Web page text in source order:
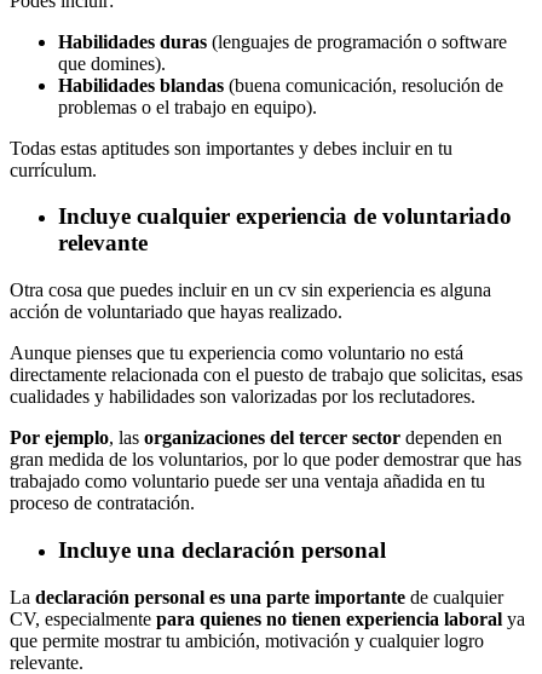
Habilidades duras (lenguajes de programación o software
que domines).
Habilidades blandas (buena comunicación, resolución de
problemas o el trabajo en equipo).
Todas estas aptitudes son importantes y debes incluir en tu
currículum.
Incluye cualquier experiencia de voluntariado
relevante
Otra cosa que puedes incluir en un cv sin experiencia es alguna
acción de voluntariado que hayas realizado.
Aunque pienses que tu experiencia como voluntario no está
directamente relacionada con el puesto de trabajo que solicitas, esas
cualidades y habilidades son valorizadas por los reclutadores.
Por ejemplo, las organizaciones del tercer sector dependen en
gran medida de los voluntarios, por lo que poder demostrar que has
trabajado como voluntario puede ser una ventaja añadida en tu
proceso de contratación.
Incluye una declaración personal
La declaración personal es una parte importante de cualquier
CV, especialmente para quienes no tienen experiencia laboral ya
que permite mostrar tu ambición, motivación y cualquier logro
relevante.